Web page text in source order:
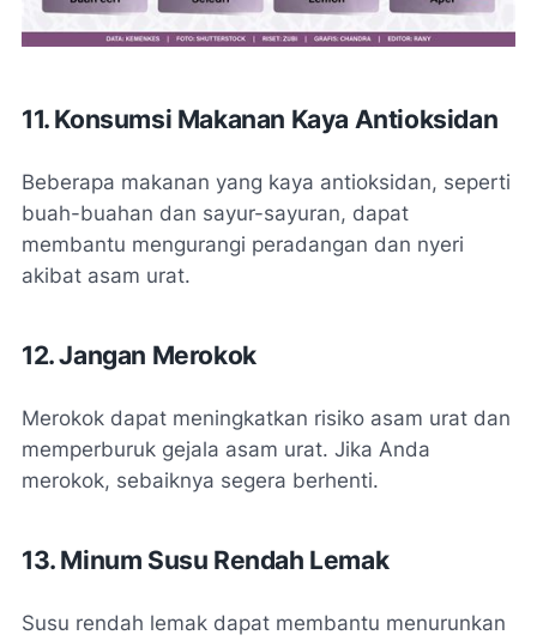
11. Konsumsi Makanan Kaya Antioksidan
Beberapa makanan yang kaya antioksidan, seperti
buah-buahan dan sayur-sayuran, dapat
membantu mengurangi peradangan dan nyeri
akibat asam urat.
12. Jangan Merokok
Merokok dapat meningkatkan risiko asam urat dan
memperburuk gejala asam urat. Jika Anda
merokok, sebaiknya segera berhenti.
13. Minum Susu Rendah Lemak
Susu rendah lemak dapat membantu menurunkan